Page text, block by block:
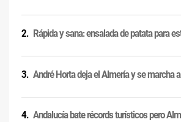
Rápida y sana: ensalada de patata para
André Horta deja el Almería y se marcha
Andalucía bate récords turísticos pero